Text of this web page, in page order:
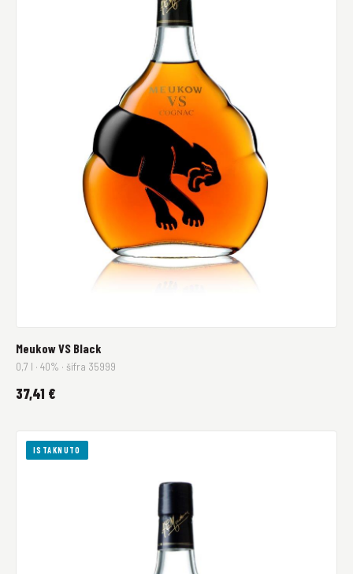
Meukow VS Black
0,7 l · 40% · šifra 35999
37,41 €
ISTAKNUTO